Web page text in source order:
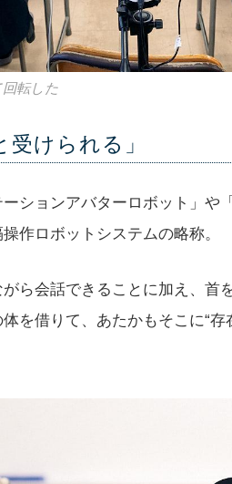
転した
受けられる」
ションアバターロボット」や
作ロボットシステムの略称。
ら会話できることに加え、首
を借りて、あたかもそこに“